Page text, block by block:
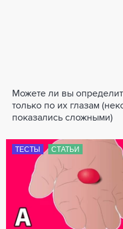
Можете ли вы
только по их глазам
показались сложными)
ТЕСТЫ СТАТЬИ